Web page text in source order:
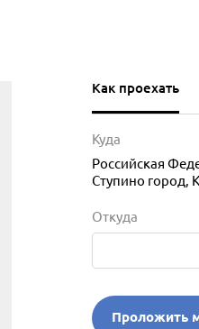
Как проехать
Куда
Российская
Ступино город,
Откуда
Проложить